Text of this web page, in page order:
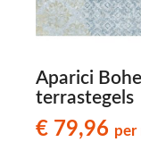
Aparici
terrastegels
€ 79,96 per